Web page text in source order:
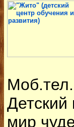
Детский
мир